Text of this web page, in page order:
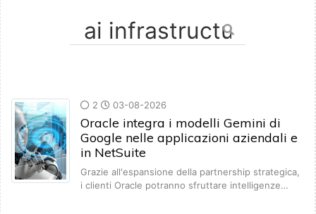
2 03-08-2026
Oracle integra i modelli Gemini di
Google nelle applicazioni aziendali e
in NetSuite
Grazie all'espansione della partnership strategica,
i clienti Oracle potranno sfruttare intelligenze…